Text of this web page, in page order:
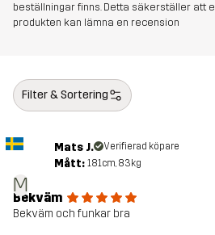
Skapad för VANDRING ALL-
beställningar finns. Detta säkerställer att
produkten kan lämna en recension
Filter & Sortering
M
Mats J. Verifierad köpare
Mått: 181cm, 83kg
Bekväm
Bekväm och funkar bra